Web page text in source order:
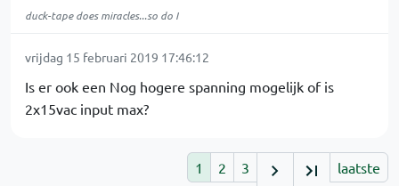
duck-tape does miracles...so do I
vrijdag 15 februari 2019 17:46:12
Is er ook een Nog hogere spanning mogelijk of is
2x15vac input max?
1 2 3 laatste